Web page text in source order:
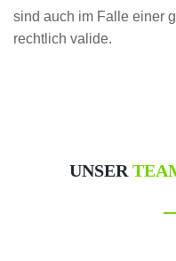
sind auch im Falle einer
rechtlich valide.
UNSER